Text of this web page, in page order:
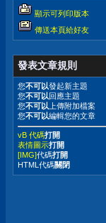
顯示可列印版本
傳送本頁給好友
發表文章規則
您不可以發起新主題
您不可以 回應主題
您不可以 上傳附加檔案
您不可以編輯您的文章
vB 代碼打開
表情圖示打開
[IMG]代碼打開
HTML代碼關閉